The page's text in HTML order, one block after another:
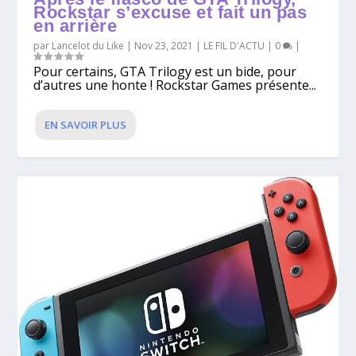
Rockstar s’excuse et fait un pas
en arrière
par Lancelot du Like | Nov 23, 2021 | LE FIL D'ACTU | 0 |
Pour certains, GTA Trilogy est un bide, pour
d’autres une honte ! Rockstar Games présente...
EN SAVOIR PLUS